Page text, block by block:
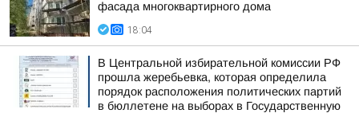
фасада многоквартирного дома
18:04
В Центральной избирательной комиссии РФ
прошла жеребьевка, которая определила
порядок расположения политических партий
в бюллетене на выборах в Государственную